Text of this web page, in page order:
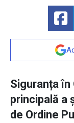
Siguranța
principală a
de Ordine